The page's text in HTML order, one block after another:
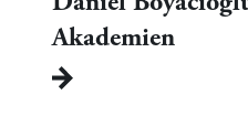
Akademien